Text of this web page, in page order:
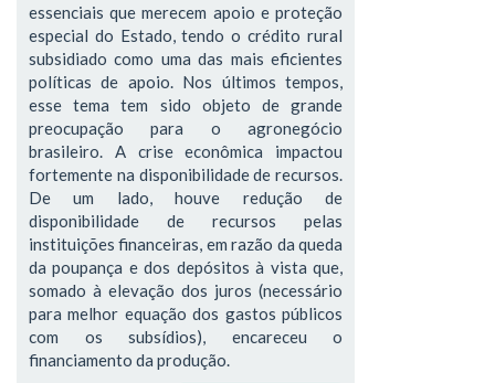
essenciais que merecem apoio e proteção
especial do Estado, tendo o crédito rural
subsidiado como uma das mais eficientes
políticas de apoio. Nos últimos tempos,
esse tema tem sido objeto de grande
preocupação para o agronegócio
brasileiro. A crise econômica impactou
fortemente na disponibilidade de recursos.
De um lado, houve redução de
disponibilidade de recursos pelas
instituições financeiras, em razão da queda
da poupança e dos depósitos à vista que,
somado à elevação dos juros (necessário
para melhor equação dos gastos públicos
com os subsídios), encareceu o
financiamento da produção.